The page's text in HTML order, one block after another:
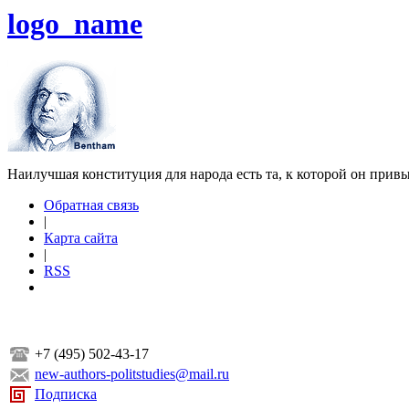
logo_name
Наилучшая конституция для народа есть та, к которой он
Обратная связь
|
Карта сайта
|
RSS
+7 (495) 502-43-17
new-authors-politstudies@mail.ru
Подписка